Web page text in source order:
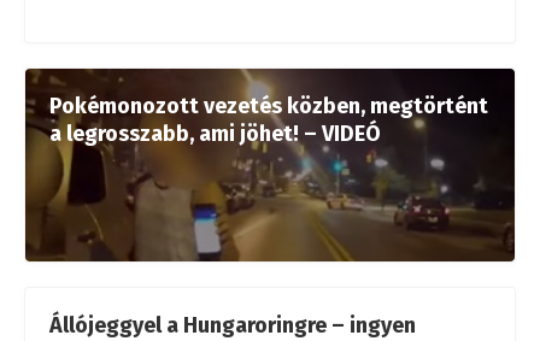
Pokémonozott vezetés közben, megtörtént
a legrosszabb, ami jöhet! – VIDEÓ
Állójeggyel a Hungaroringre – ingyen